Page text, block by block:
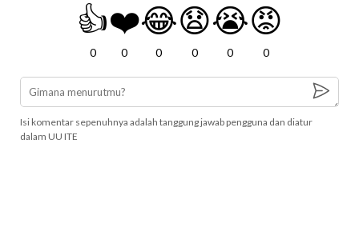
👍
0
❤️
0
😂
0
😧
0
😭
0
😡
0
Isi komentar sepenuhnya adalah tanggung jawab pengguna dan diatur
dalam UU ITE